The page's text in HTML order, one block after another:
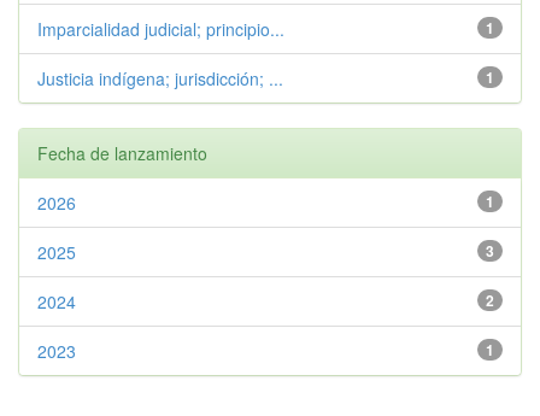
1
Imparcialidad judicial; principio...
1
Justicia indígena; jurisdicción; ...
Fecha de lanzamiento
1
2026
3
2025
2
2024
1
2023